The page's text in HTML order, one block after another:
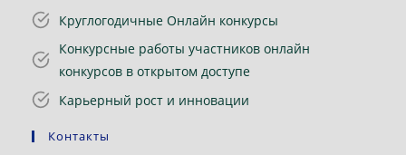
Круглогодичные Онлайн конкурсы
Конкурсные работы участников онлайн
конкурсов в открытом доступе
Карьерный рост и инновации
Контакты